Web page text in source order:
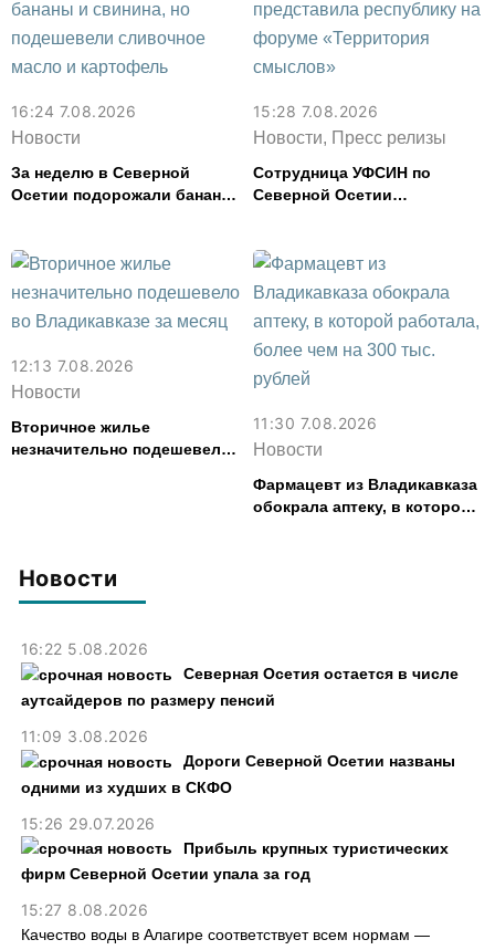
Новости
16:22 5.08.2026
Северная Осетия остается в числе
аутсайдеров по размеру пенсий
11:09 3.08.2026
Дороги Северной Осетии названы
одними из худших в СКФО
15:26 29.07.2026
Прибыль крупных туристических
фирм Северной Осетии упала за год
15:27 8.08.2026
Качество воды в Алагире соответствует всем нормам —
16:24 7.08.2026
Новости
За неделю в Северной
Осетии подорожали бананы
картофель
15:28 7.08.2026
Новости, Пресс релизы
Сотрудница УФСИН по
Северной Осетии
смыслов»
12:13 7.08.2026
Новости
Вторичное жилье
незначительно подешевело
11:30 7.08.2026
Новости
Фармацевт из Владикавказа
обокрала аптеку, в которой